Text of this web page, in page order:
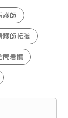
護師
護師転職
問看護